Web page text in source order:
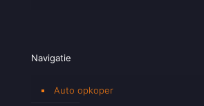
Navigatie
Auto opkoper